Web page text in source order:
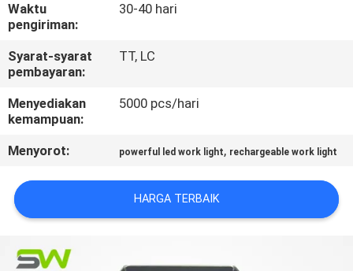
HUBUNGI
KAMI
BERITA
KASUS-
KASUS
PETA
SITUS
Waktu
pengiriman:
30-40 hari
Syarat-syarat
pembayaran:
TT, LC
Menyediakan
kemampuan:
5000 pcs/hari
Menyorot: powerful led work light, rechargeable work light
HARGA TERBAIK